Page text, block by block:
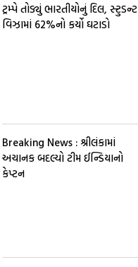
ટ્રમ્પે તોડ્યું ભારતીયોનું દિલ, સ્ટુડન્ટ
વિઝામાં 62%નો કર્યો ઘટાડો
Breaking News : શ્રીલંકામાં
અચાનક બદલ્યો ટીમ ઈન્ડિયાનો
કેપ્ટન